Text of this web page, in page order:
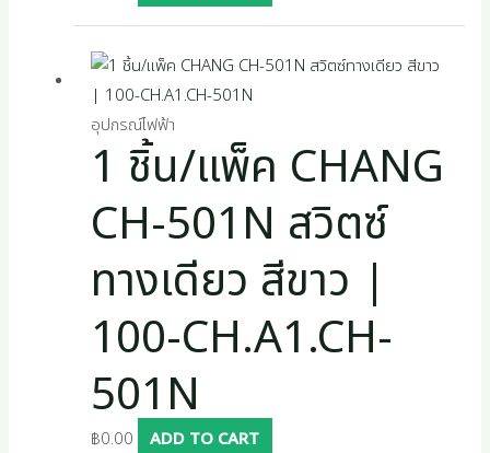
อุปกรณ์ไฟฟ้า
1 ชิ้น/แพ็ค CHANG
CH-501N สวิตซ์
ทางเดียว สีขาว |
100-CH.A1.CH-
501N
฿0.00 ADD TO CART